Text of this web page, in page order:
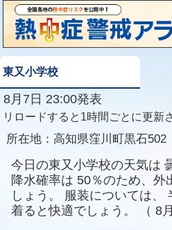
東又小学校
8月7日 23:00発表
リロードすると1時間ごとに更新
所在地： 高知県窪川町黒石502
今日の東又小学校の天気は
降水確率は 50％のため、外
しょう。
服装については、
着ると快適でしょう。
（ 8